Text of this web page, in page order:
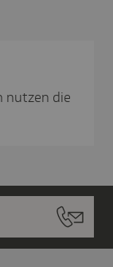
nutzen die